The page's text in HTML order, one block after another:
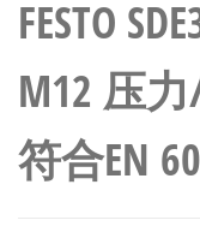
FESTO
M12 压
符合EN